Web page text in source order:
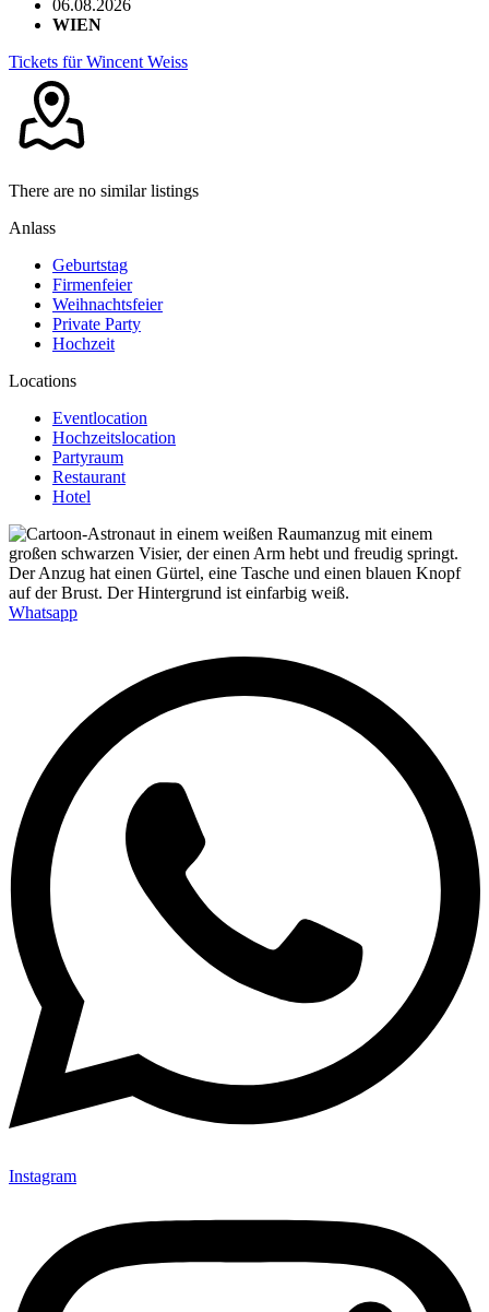
06.08.2026
WIEN
Tickets für Wincent Weiss
There are no similar listings
Anlass
Geburtstag
Firmenfeier
Weihnachtsfeier
Private Party
Hochzeit
Locations
Eventlocation
Hochzeitslocation
Partyraum
Restaurant
Hotel
Whatsapp
Instagram